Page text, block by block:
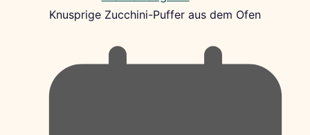
Knusprige Zucchini-Puffer aus dem Ofen